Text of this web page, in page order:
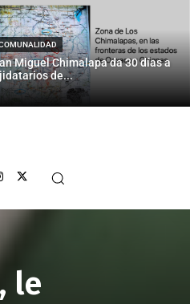
Miguel Chimalapa da 30 días a
de...
le